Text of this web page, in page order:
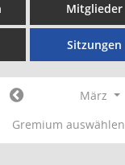
Mitglieder
Sitzungen
März
Gremium auswählen